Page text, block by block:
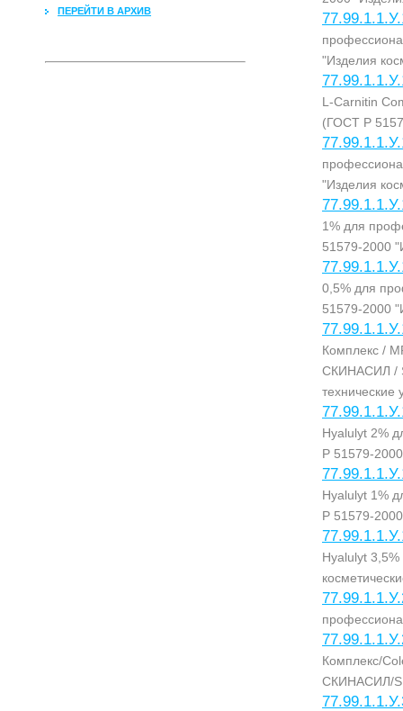
ПЕРЕЙТИ В АРХИВ
"Изделия
L-Carnitin
(ГОСТ Р
"Изделия
1% для
51579-2000
0,5% для
51579-2000
Комплекс /
СКИНАСИЛ /
технические
Hyalulyt 2%
Р 51579-
Hyalulyt 1%
Р 51579-
Hyalulyt
Комплекс/
СКИНАСИЛ/